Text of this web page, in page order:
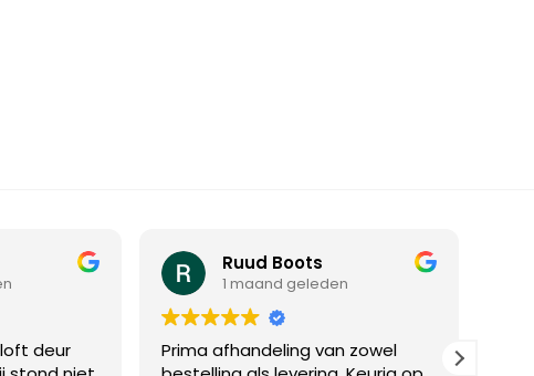
deur
Ruud Boots
1 maand geleden
Prima afhandeling van zowel